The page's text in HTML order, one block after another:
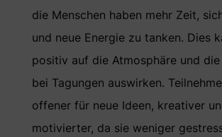
die Menschen haben mehr Zeit,
und neue Energie zu tanken. Dies
positiv auf die Atmosphäre und
bei Tagungen auswirken.
offener für neue Ideen, kreativer
motivierter, da sie weniger